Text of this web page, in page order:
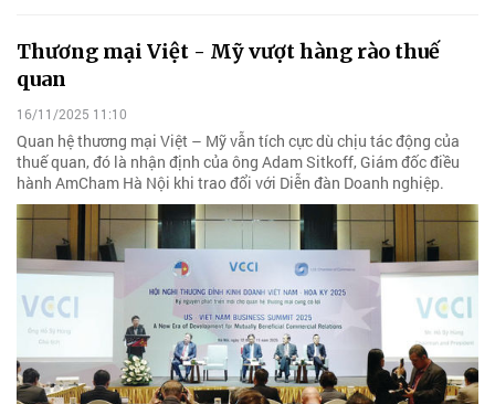
Thương mại Việt - Mỹ vượt hàng rào thuế
quan
16/11/2025 11:10
Quan hệ thương mại Việt – Mỹ vẫn tích cực dù chịu tác động của
thuế quan, đó là nhận định của ông Adam Sitkoff, Giám đốc điều
hành AmCham Hà Nội khi trao đổi với Diễn đàn Doanh nghiệp.